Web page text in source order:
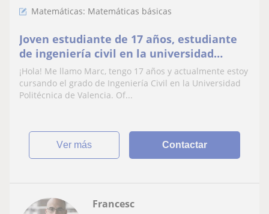
Matemáticas: Matemáticas básicas
Joven estudiante de 17 años, estudiante
de ingeniería civil en la universidad
Politècnica de valencia. Matemáticas y
fisica
¡Hola! Me llamo Marc, tengo 17 años y actualmente estoy
cursando el grado de Ingeniería Civil en la Universidad
Politécnica de Valencia. Of...
ver más Contactar
Francesc